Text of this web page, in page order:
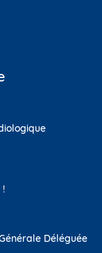
!
Déléguée